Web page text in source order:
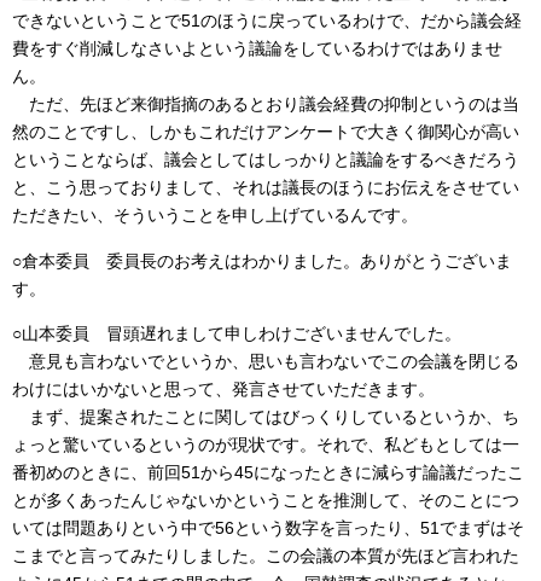
できないということで51のほうに戻っているわけで、だから議会経
費をすぐ削減しなさいよという議論をしているわけではありませ
ん。
ただ、先ほど来御指摘のあるとおり議会経費の抑制というのは当
然のことですし、しかもこれだけアンケートで大きく御関心が高い
ということならば、議会としてはしっかりと議論をするべきだろう
と、こう思っておりまして、それは議長のほうにお伝えをさせてい
ただきたい、そういうことを申し上げているんです。
○倉本委員 委員長のお考えはわかりました。ありがとうございま
す。
○山本委員 冒頭遅れまして申しわけございませんでした。
意見も言わないでというか、思いも言わないでこの会議を閉じる
わけにはいかないと思って、発言させていただきます。
まず、提案されたことに関してはびっくりしているというか、ち
ょっと驚いているというのが現状です。それで、私どもとしては一
番初めのときに、前回51から45になったときに減らす論議だったこ
とが多くあったんじゃないかということを推測して、そのことにつ
いては問題ありという中で56という数字を言ったり、51でまずはそ
こまでと言ってみたりしました。この会議の本質が先ほど言われた